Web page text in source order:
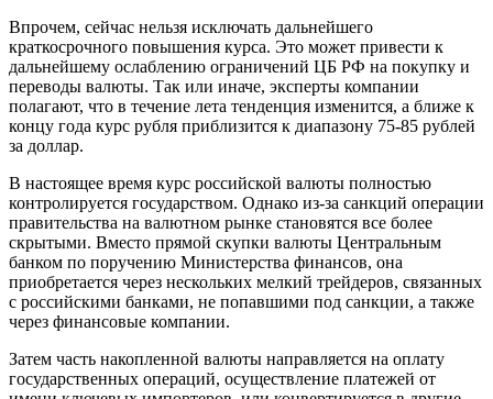
Впрочем, сейчас нельзя исключать дальнейшего
краткосрочного повышения курса. Это может привести к
дальнейшему ослаблению ограничений ЦБ РФ на покупку и
переводы валюты. Так или иначе, эксперты компании
полагают, что в течение лета тенденция изменится, а ближе к
концу года курс рубля приблизится к диапазону 75-85 рублей
за доллар.
В настоящее время курс российской валюты полностью
контролируется государством. Однако из-за санкций операции
правительства на валютном рынке становятся все более
скрытыми. Вместо прямой скупки валюты Центральным
банком по поручению Министерства финансов, она
приобретается через нескольких мелкий трейдеров, связанных
с российскими банками, не попавшими под санкции, а также
через финансовые компании.
Затем часть накопленной валюты направляется на оплату
государственных операций, осуществление платежей от